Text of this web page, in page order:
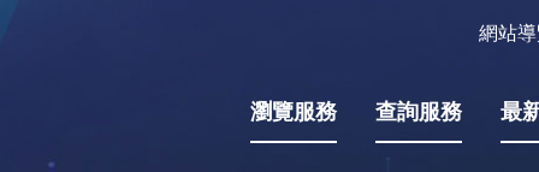
網站
瀏覽服務 查詢服務 最